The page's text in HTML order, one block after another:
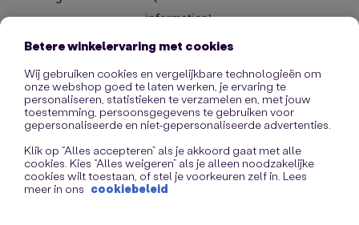
information).
Betere winkelervaring met cookies
Wij gebruiken cookies en vergelijkbare technologieën om
onze webshop goed te laten werken, je ervaring te
personaliseren, statistieken te verzamelen en, met jouw
toestemming, persoonsgegevens te gebruiken voor
gepersonaliseerde en niet-gepersonaliseerde advertenties.
Klik op “Alles accepteren” als je akkoord gaat met alle
cookies. Kies “Alles weigeren” als je alleen noodzakelijke
cookies wilt toestaan, of stel je voorkeuren zelf in. Lees
meer in ons cookiebeleid